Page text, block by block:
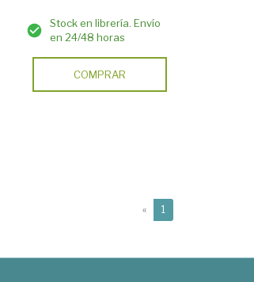
Stock en librería. Envío
en 24/48 horas
COMPRAR
« 1